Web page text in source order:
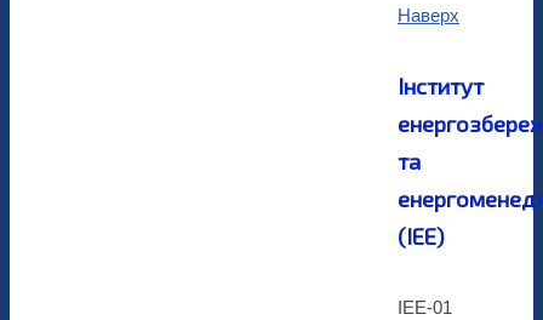
Наверх
Інститут
та
(ІЕЕ)
ІЕЕ-01